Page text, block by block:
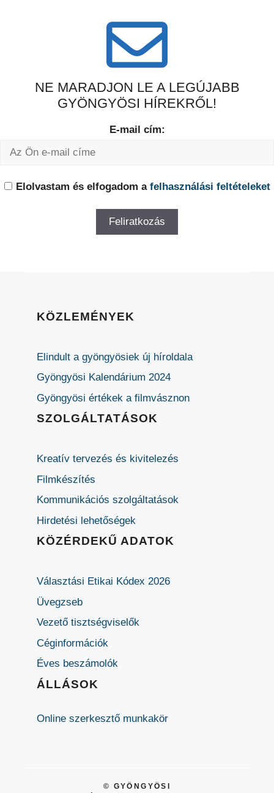
NE MARADJON LE A LEGÚJABB
GYÖNGYÖSI HÍREKRŐL!
E-mail cím:
Elolvastam és elfogadom a felhasználási feltételeket
KÖZLEMÉNYEK
Elindult a gyöngyösiek új híroldala
Gyöngyösi Kalendárium 2024
Gyöngyösi értékek a filmvásznon
SZOLGÁLTATÁSOK
Kreatív tervezés és kivitelezés
Filmkészítés
Kommunikációs szolgáltatások
Hirdetési lehetőségek
KÖZÉRDEKŰ ADATOK
Választási Etikai Kódex 2026
Üvegzseb
Vezető tisztségviselők
Céginformációk
Éves beszámolók
ÁLLÁSOK
Online szerkesztő munkakör
© GYÖNGYÖSI